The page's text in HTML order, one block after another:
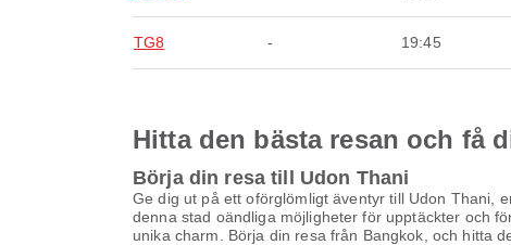
TG8 - 19:45
Hitta den bästa resan och få
Börja din resa till Udon Thani
Ge dig ut på ett oförglömligt äventyr till Udon Thani,
denna stad oändliga möjligheter för upptäckter och
unika charm. Börja din resa från Bangkok, och hitta